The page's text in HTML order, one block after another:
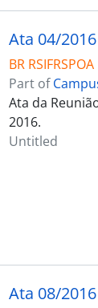
Ata 04/
BR
Part of
Ata da
2016.
Untitled
Ata 08/